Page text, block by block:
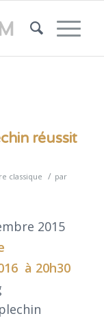
réussit
classique / par
2015
à 20h30